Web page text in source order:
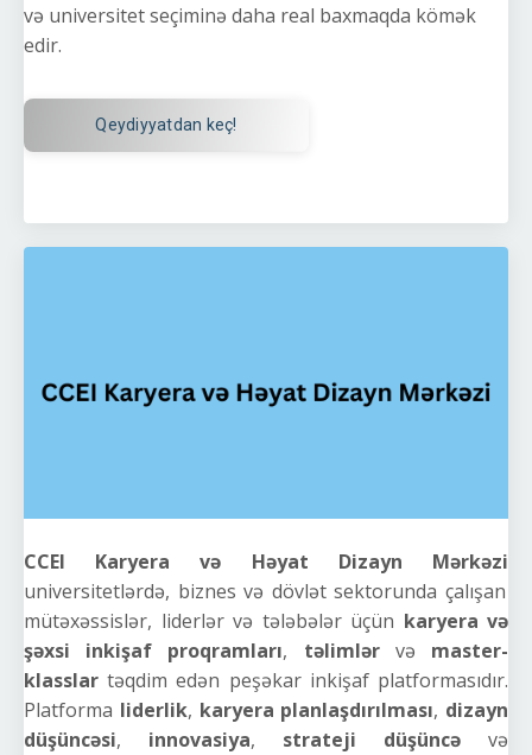
və universitet seçiminə daha real baxmaqda kömək
edir.
Qeydiyyatdan keç!
CCEI Karyera və Həyat Dizayn Mərkəzi
universitetlərdə, biznes və dövlət sektorunda çalışan
mütəxəssislər, liderlər və tələbələr üçün karyera və
şəxsi inkişaf proqramları, təlimlərvə master-
klasslar təqdim edən peşəkar inkişaf platformasıdır.
Platforma liderlik, karyera planlaşdırılması, dizayn
düşüncəsi, innovasiya, strateji düşüncə və